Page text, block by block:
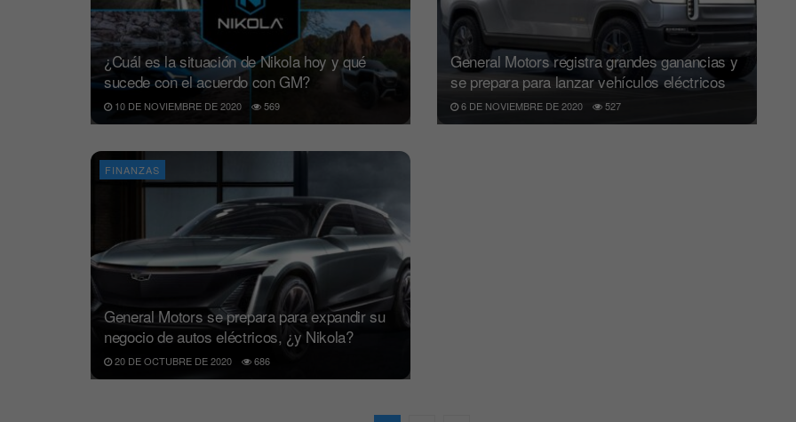
¿Cuál es la situación de Nikola hoy y qué
sucede con el acuerdo con GM?
10 DE NOVIEMBRE DE 2020 569
General Motors registra grandes ganancias y
se prepara para lanzar vehículos eléctricos
6 DE NOVIEMBRE DE 2020 527
FINANZAS
General Motors se prepara para expandir su
negocio de autos eléctricos, ¿y Nikola?
20 DE OCTUBRE DE 2020 686